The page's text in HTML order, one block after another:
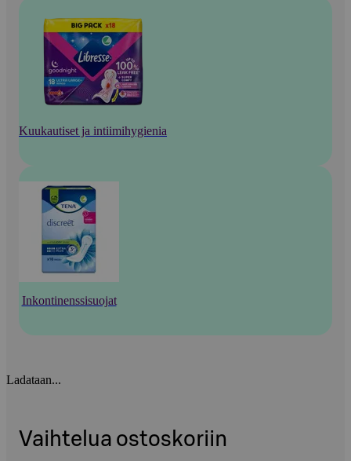
Kuukautiset ja intiimihygienia
Inkontinenssisuojat
Ladataan...
Vaihtelua ostoskoriin